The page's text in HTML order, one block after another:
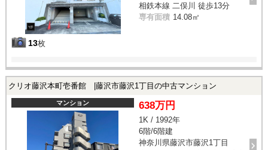
13枚
相鉄本線 二俣川 徒歩13分
専有面積 14.08㎡
クリオ藤沢本町壱番館 |藤沢市藤沢1丁目の中古マンション
マンション 638万円
1K / 1992年
6階/6階建
神奈川県藤沢市藤沢1丁目